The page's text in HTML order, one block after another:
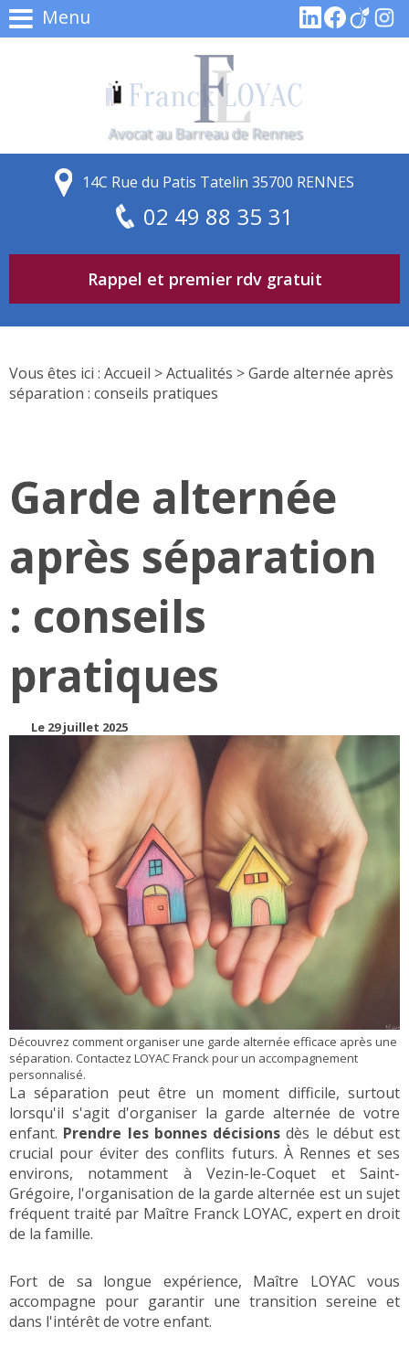
Menu
Avocat au Barreau de Rennes
14C Rue du Patis Tatelin 35700 RENNES
02 49 88 35 31
Rappel et premier rdv gratuit
Vous êtes ici : Accueil >Actualités > Garde alternée après
séparation : conseils pratiques
Garde alternée
après séparation
: conseils
pratiques
Le 29 juillet 2025
Découvrez comment organiser une garde alternée efficace après une
séparation. Contactez LOYAC Franck pour un accompagnement
personnalisé.
La séparation peut être un moment difficile, surtout
lorsqu'il s'agit d'organiser la garde alternée de votre
enfant. Prendre les bonnes décisions dès le début est
crucial pour éviter des conflits futurs. À Rennes et ses
environs, notamment à Vezin-le-Coquet et Saint-
Grégoire, l'organisation de la garde alternée est un sujet
fréquent traité par Maître Franck LOYAC, expert en droit
de la famille.
Fort de sa longue expérience, Maître LOYAC vous
accompagne pour garantir une transition sereine et
dans l'intérêt de votre enfant.